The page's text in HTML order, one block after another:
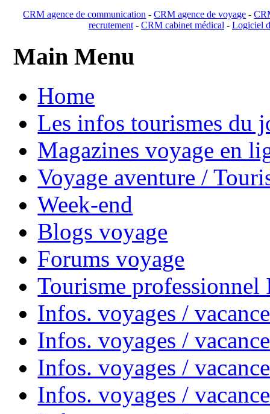
CRM agence de communication -CRM agence de voyage -
recrutement- CRM cabinet médical- Logiciel
Main Menu
Home
Les infos tourismes du
Magazines voyage en
Voyage aventure /
Week-end
Blogs voyage
Forums voyage
Tourisme
Infos. voyages /
Infos. voyages /
Infos. voyages /
Infos. voyages /